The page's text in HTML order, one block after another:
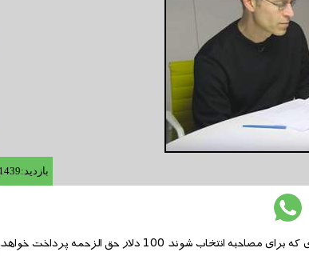
بازدید:1439
در یک طرح تحقیقاتی که روز جمعه سیزدهم ژانویه در منطقه نیومارکت برگزار خواهد گردید به افرادی که برای مصاحبه انتخاب شوند 100 دلار حق الزحمه پرداخت خواهد